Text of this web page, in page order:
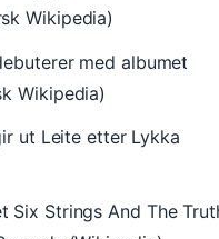
Wikipedia)
med albumet
Wikipedia)
ut Leite etter Lykka
Six Strings And The